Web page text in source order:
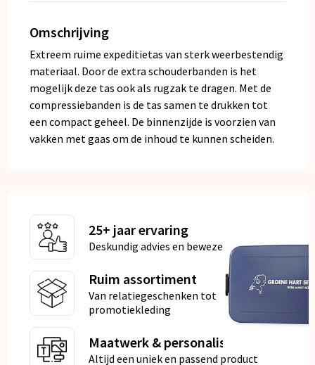
Omschrijving
Extreem ruime expeditietas van sterk weerbestendig
materiaal. Door de extra schouderbanden is het
mogelijk deze tas ook als rugzak te dragen. Met de
compressiebanden is de tas samen te drukken tot
een compact geheel. De binnenzijde is voorzien van
vakken met gaas om de inhoud te kunnen scheiden.
25+ jaar ervaring
Deskundig advies en bewezen kwaliteit
Ruim assortiment
Van relatiegeschenken tot
promotiekleding
Maatwerk & personalisatie
Altijd een uniek en passend product